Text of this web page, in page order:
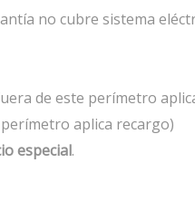
no cubre sistema
de este perímetro
aplica recargo)
especial.